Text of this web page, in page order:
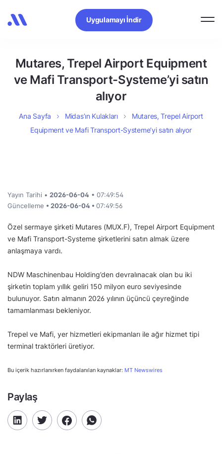
Uygulamayı İndir
Mutares, Trepel Airport Equipment
ve Mafi Transport-Systeme’yi satın
alıyor
Ana Sayfa Midas’ın Kulakları
Mutares, Trepel Airport
Equipment ve Mafi Transport-Systeme’yi satın alıyor
Yayın Tarihi • 2026-06-04 • 07:49:54
Güncelleme • 2026-06-04 • 07:49:56
Özel sermaye şirketi Mutares (MUX.F), Trepel Airport Equipment
ve Mafi Transport-Systeme şirketlerini satın almak üzere
anlaşmaya vardı.
NDW Maschinenbau Holding’den devralınacak olan bu iki
şirketin toplam yıllık geliri 150 milyon euro seviyesinde
bulunuyor. Satın almanın 2026 yılının üçüncü çeyreğinde
tamamlanması bekleniyor.
Trepel ve Mafi, yer hizmetleri ekipmanları ile ağır hizmet tipi
terminal traktörleri üretiyor.
Bu içerik hazırlanırken faydalanılan kaynaklar: MT Newswires
Paylaş